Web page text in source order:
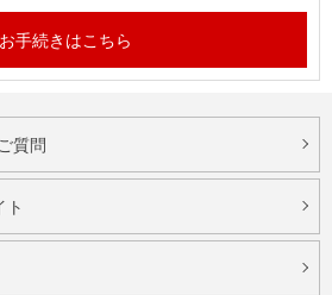
お手続きはこちら
質問
ト